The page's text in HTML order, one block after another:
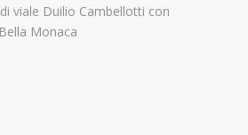
viale Duilio Cambellotti con
Monaca